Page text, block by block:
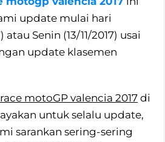
update mulai hari
atau Senin (13/11/2017) usai
update klasemen
motoGP valencia 2017 di
untuk selalu update,
sarankan sering-sering